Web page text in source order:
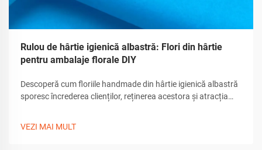
Rulou de hârtie igienică albastră: Flori din hârtie
pentru ambalaje florale DIY
Descoperă cum floriile handmade din hârtie igienică albastră
sporesc încrederea clienților, reținerea acestora și atracția
VEZI MAI MULT